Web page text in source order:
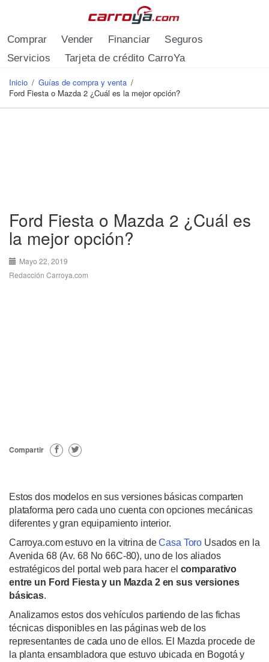
Comprar Vender Financiar
Seguros
Servicios
Tarjeta de crédito CarroYa
Se encuentra usted aquí
Inicio / Guías de compra y venta /
Ford Fiesta o Mazda 2 ¿Cuál es la mejor opción?
Ford Fiesta o Mazda 2 ¿Cuál es
la mejor opción?
Mayo 22, 2019
Redacción Carroya.com
Compartir
Estos dos modelos en sus versiones básicas comparten
plataforma pero cada uno cuenta con opciones mecánicas
diferentes y gran equipamiento interior.
Carroya.com estuvo en la vitrina deCasa Toro Usados en la
Avenida 68 (Av. 68 No 66C-80), uno de los aliados
estratégicos del portal web para hacer el comparativo
entre un Ford Fiesta y un Mazda 2 en sus versiones
básicas.
Analizamos estos dos vehículos partiendo de las fichas
técnicas disponibles en las páginas web de los
representantes de cada uno de ellos. El Mazda procede de
la planta ensambladora que estuvo ubicada en Bogotá y